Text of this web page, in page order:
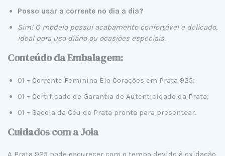
Posso usar a corrente no dia a dia?
Sim! O modelo possui acabamento confortável e delicado,
ideal para uso diário ou ocasiões especiais.
Conteúdo da Embalagem:
01 – Corrente Feminina Elo Corações em Prata 925;
01 – Certificado de Garantia de Autenticidade da Prata;
01 – Sacola da Céu de Prata pronta para presentear.
Cuidados com a Joia
A Prata 925 pode escurecer com o tempo devido à oxidação